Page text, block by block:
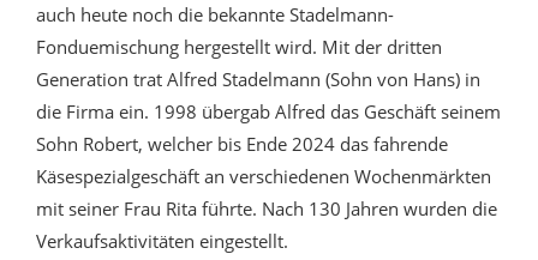
auch heute noch die bekannte Stadelmann-
Fonduemischung hergestellt wird. Mit der dritten
Generation trat Alfred Stadelmann (Sohn von Hans) in
die Firma ein. 1998 übergab Alfred das Geschäft seinem
Sohn Robert, welcher bis Ende 2024 das fahrende
Käsespezialgeschäft an verschiedenen Wochenmärkten
mit seiner Frau Rita führte. Nach 130 Jahren wurden die
Verkaufsaktivitäten eingestellt.